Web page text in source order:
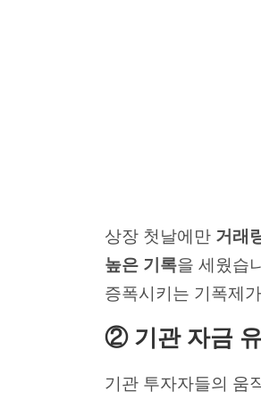
상장 첫날에만 거래
높은 기록을 세웠습
증폭시키는 기폭제
② 기관 자금
기관 투자자들의 움